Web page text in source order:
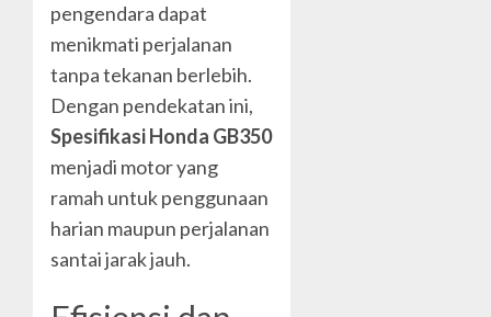
pengendara dapat
menikmati perjalanan
tanpa tekanan berlebih.
Dengan pendekatan ini,
Spesifikasi Honda GB350
menjadi motor yang
ramah untuk penggunaan
harian maupun perjalanan
santai jarak jauh.